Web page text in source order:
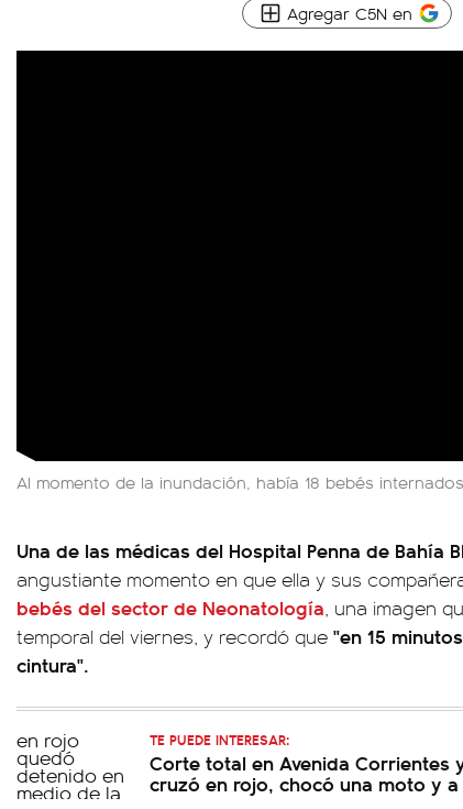
Agregar C5N en
Al momento de la inundación, había 18 bebés internados.
Una de las médicas del Hospital Penna de Bahía
angustiante momento en que ella y sus
bebés del sector de Neonatología, una imagen
temporal del viernes, y recordó que "en 15
cintura".
TE PUEDE INTERESAR:
Corte total en Avenida Corrientes
cruzó en rojo, chocó una moto y